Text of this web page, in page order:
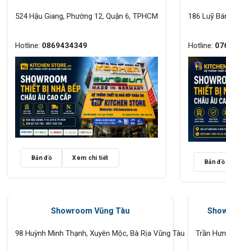
524 Hậu Giang, Phường 12, Quận 6, TPHCM
Hotline: 0869434349
Bản đồ Xem chi tiết
186 Luỹ
Hotline:
Bản đồ
Showroom Vũng Tàu
98 Huỳnh Minh Thạnh, Xuyên Mộc, Bà Rịa Vũng Tàu Trần